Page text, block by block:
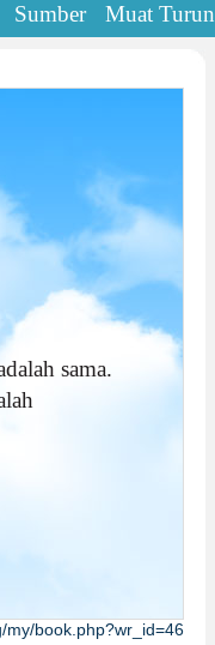
Sumber Muat Turun
sama.
my/book.php?wr_id=46